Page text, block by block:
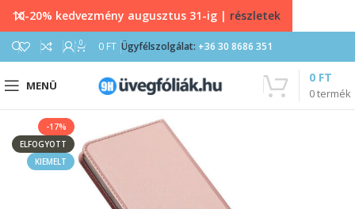
0 0 FT Ügyfélszolgálat: +36 30 8686 351
MENÜ
0termék
0 FT
-17%
ELFOGYOTT
KIEMELT
10-20% kedvezmény augusztus 31-ig | részletek